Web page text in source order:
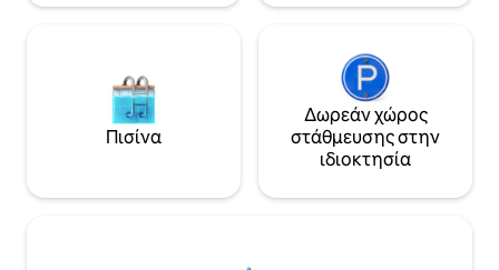
Πισίνα
Δωρεάν χώρος
στάθμευσης στην
ιδιοκτησία